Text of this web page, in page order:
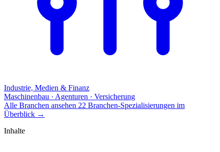
Industrie, Medien & Finanz
Maschinenbau · Agenturen · Versicherung
Alle Branchen ansehen 22 Branchen-Spezialisierungen im
Überblick →
Inhalte